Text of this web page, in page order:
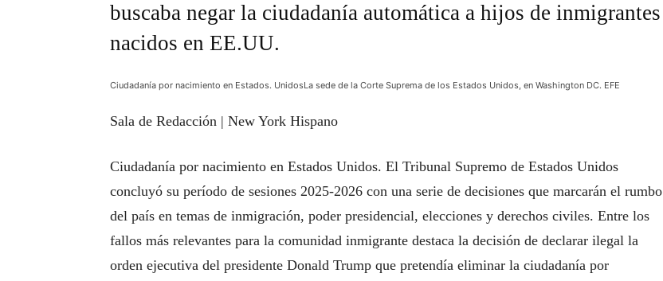
buscaba negar la ciudadanía automática a hijos de inmigrantes
nacidos en EE.UU.
Ciudadanía por nacimiento en Estados. UnidosLa sede de la Corte Suprema de los Estados Unidos, en Washington DC. EFE
Sala de Redacción | New York Hispano
Ciudadanía por nacimiento en Estados Unidos. El Tribunal Supremo de Estados Unidos
concluyó su período de sesiones 2025-2026 con una serie de decisiones que marcarán el rumbo
del país en temas de inmigración, poder presidencial, elecciones y derechos civiles. Entre los
fallos más relevantes para la comunidad inmigrante destaca la decisión de declarar ilegal la
orden ejecutiva del presidente Donald Trump que pretendía eliminar la ciudadanía por